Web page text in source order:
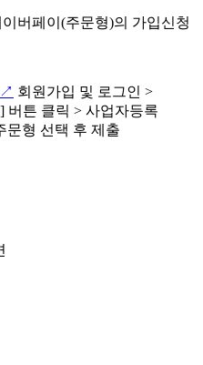
버페이(주문형)의 가입신청
↗ 회원가입 및 로그인 >
버튼 클릭 > 사업자등록
문형 선택 후 제출